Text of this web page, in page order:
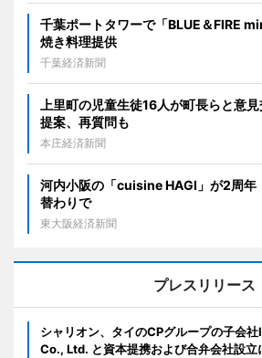
千葉ポートタワーで「BLUE＆FIRE
焼き料理提供
千葉経済新聞
上里町の児童生徒16人が町長らと意
提案、再質問も
本庄経済新聞
河内小阪の「cuisine HAGI」が2周
替わりで
東大阪経済新聞
プレスリリース
シャリオン、タイのCPグループの子会
Co., Ltd. と資本提携および合弁会社設立